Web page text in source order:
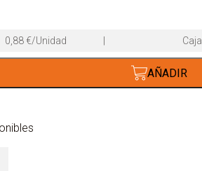
0,88€/Unidad
AÑADIR